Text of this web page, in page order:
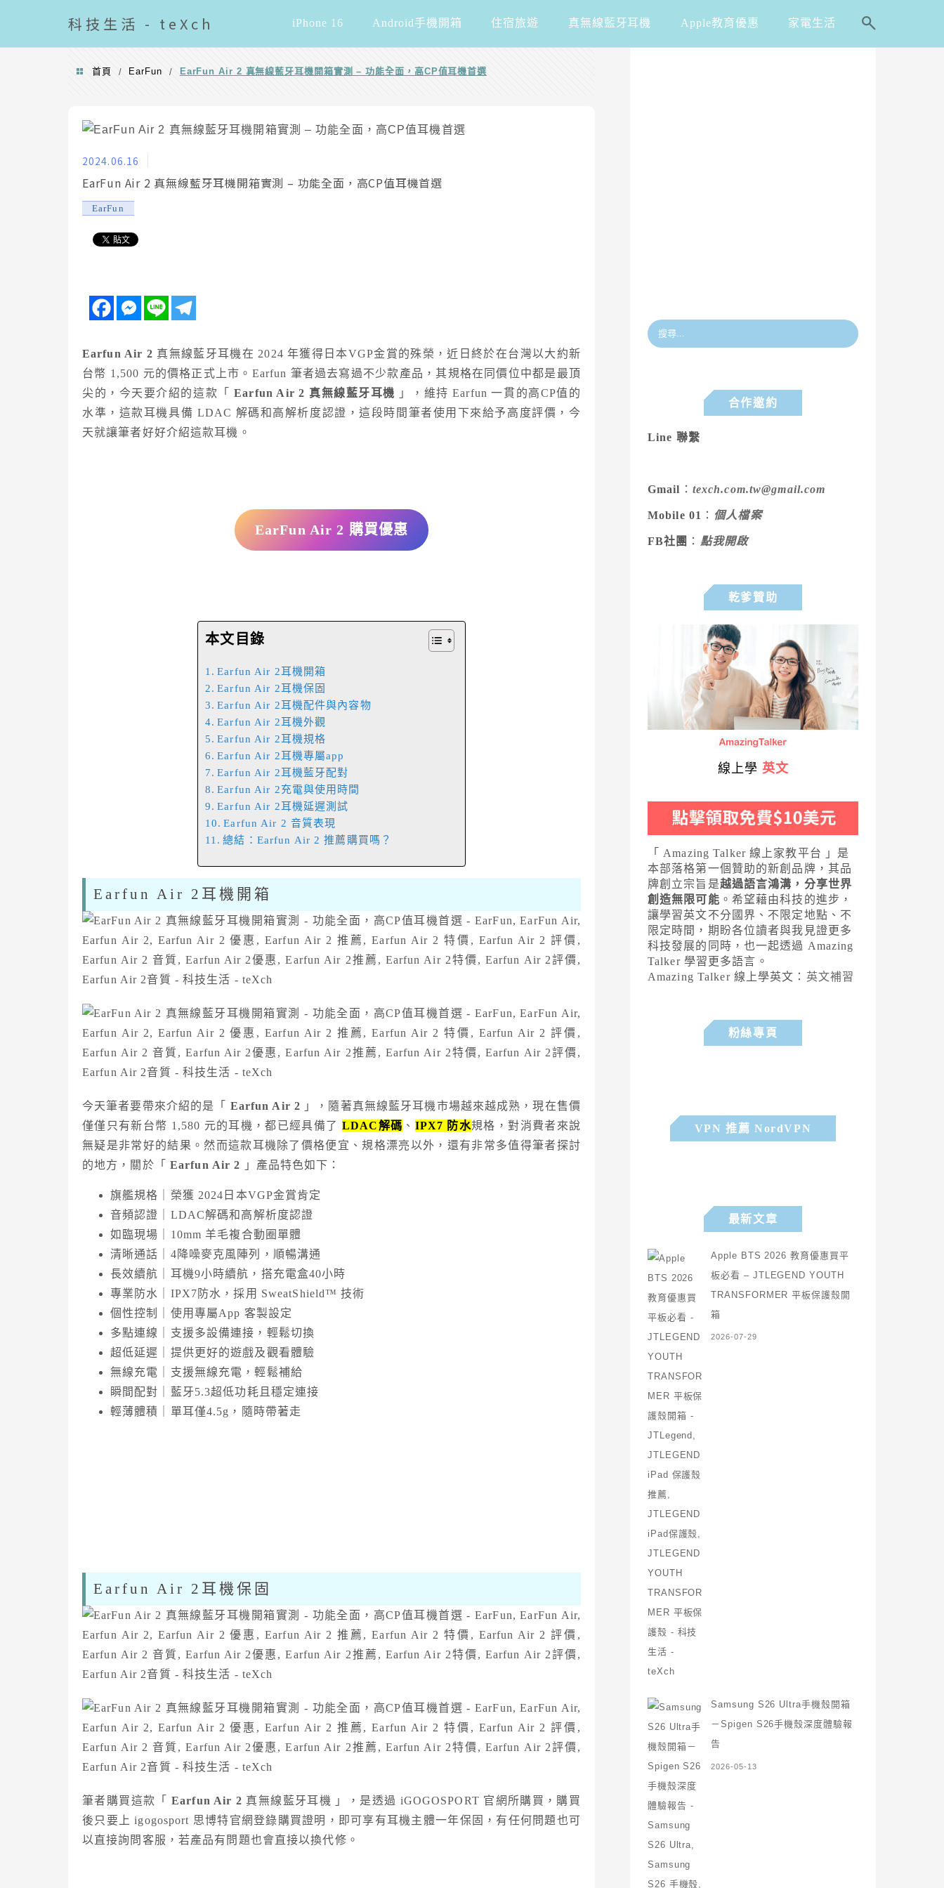
科技 生活 - teXch iPhone 16 Android手機開箱 住宿旅遊 真無線藍牙耳機 Apple教育優惠 家電生活
首頁 / EarFun / EarFun Air 2 真無線藍牙耳機開箱實測 – 功能全面，高CP值耳機首選
2024.06.16
EarFun Air 2 真無線藍牙耳機開箱實測 – 功能全面，高CP值耳機首選
EarFun
Earfun Air 2 真無線藍牙耳機在 2024 年獲得日本VGP金賞的殊榮，近日終於在台灣以大約新
台幣 1,500 元的價格正式上市。Earfun 筆者過去寫過不少款產品，其規格在同價位中都是最頂
尖的，今天要介紹的這款「Earfun Air 2 真無線藍牙耳機
」，維持 Earfun 一貫的高CP值的
水準，這款耳機具備 LDAC 解碼和高解析度認證，這段時間筆者使用下來給予高度評價，今
天就讓筆者好好介紹這款耳機。
EarFun Air 2 購買優惠
本文目錄
Earfun Air 2耳機開箱
Earfun Air 2耳機保固
Earfun Air 2耳機配件與內容物
Earfun Air 2耳機外觀
Earfun Air 2耳機規格
Earfun Air 2耳機專屬app
Earfun Air 2耳機藍牙配對
Earfun Air 2充電與使用時間
Earfun Air 2耳機延遲測試
Earfun Air 2 音質表現
總結：Earfun Air 2 推薦購買嗎？
Earfun Air 2耳機開箱
今天筆者要帶來介紹的是「 Earfun Air 2 」，隨著真無線藍牙耳機市場越來越成熟，現在售價
僅僅只有新台幣 1,580 元的耳機，都已經具備了 LDAC解碼 、 IPX7 防水規格，對消費者來說
無疑是非常好的結果。然而這款耳機除了價格便宜、規格漂亮以外，還有非常多值得筆者探討
的地方，關於「 Earfun Air 2 」產品特色如下：
旗艦規格｜榮獲 2024日本VGP金賞肯定
音頻認證｜LDAC解碼和高解析度認證
如臨現場｜10mm 羊毛複合動圈單體
清晰通話｜4降噪麥克風陣列，順暢溝通
長效續航｜耳機9小時續航，搭充電盒40小時
專業防水｜IPX7防水，採用 SweatShield™ 技術
個性控制｜使用專屬App 客製設定
多點連線｜支援多設備連接，輕鬆切換
超低延遲｜提供更好的遊戲及觀看體驗
無線充電｜支援無線充電，輕鬆補給
瞬間配對｜藍牙5.3超低功耗且穩定連接
輕薄體積｜單耳僅4.5g，隨時帶著走
Earfun Air 2耳機保固
筆者購買這款「Earfun Air 2 真無線藍牙耳機 」，是透過 iGOGOSPORT 官網所購買，購買
後只要上 igogosport 思博特官網登錄購買證明，即可享有耳機主體一年保固，有任何問題也可
以直接詢問客服，若產品有問題也會直接以換代修。
合作邀約
Line 聯繫
Gmail ： texch.com.tw@gmail.com
Mobile 01 ： 個人檔案
FB社團 ： 點我開啟
乾爹贊助
線上學 英文
「 Amazing Talker 線上家教平台 」是
本部落格第一個贊助的新創品牌，其品
牌創立宗旨是越過語言鴻溝，分享世界
創造無限可能 。希望藉由科技的進步，
讓學習英文不分國界、不限定地點、不
限定時間，期盼各位讀者與我見證更多
科技發展的同時，也一起透過 Amazing
Talker 學習更多語言。
Amazing Talker 線上學英文： 英文補習
粉絲專頁
VPN 推薦 NordVPN
最新文章
Apple BTS 2026 教育優惠買平
板必看 – JTLEGEND YOUTH
TRANSFORMER 平板保護殼開
箱
2026-07-29
Samsung S26 Ultra手機殼開箱
－Spigen S26手機殼深度體驗報
告
2026-05-13